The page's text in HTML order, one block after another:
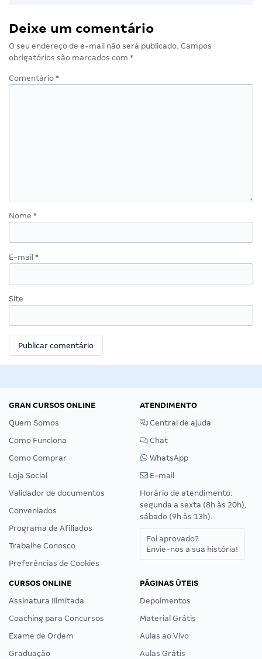
Deixe um comentário
O seu endereço de e-mail não será publicado. Campos
obrigatórios são marcados com *
Comentário *
Nome *
E-mail *
Site
GRAN CURSOS ONLINE
Quem Somos
Como Funciona
Como Comprar
Loja Social
Validador de documentos
Conveniados
Programa de Afiliados
Trabalhe Conosco
Preferências de Cookies
ATENDIMENTO
Central de ajuda
Chat
WhatsApp
E-mail
Horário de atendimento:
segunda a sexta (8h às 20h),
sábado (9h às 13h).
Foi aprovado?
Envie-nos a sua história!
CURSOS ONLINE
Assinatura Ilimitada
Coaching para Concursos
Exame de Ordem
Graduação
PÁGINAS ÚTEIS
Depoimentos
Material Grátis
Aulas ao Vivo
Aulas Grátis